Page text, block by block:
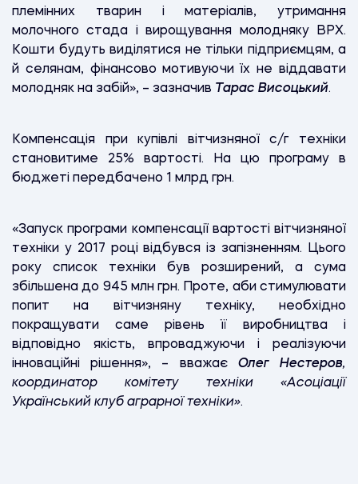
племінних тварин і матеріалів, утримання
молочного стада і вирощування молодняку ВРХ.
Кошти будуть виділятися не тільки підприємцям, а
й селянам, фінансово мотивуючи їх не віддавати
молодняк на забій», – зазначив Тарас Висоцький.
Компенсація при купівлі вітчизняної с/г техніки
становитиме 25% вартості. На цю програму в
бюджеті передбачено 1 млрд грн.
«Запуск програми компенсації вартості вітчизняної
техніки у 2017 році відбувся із запізненням. Цього
року список техніки був розширений, а сума
збільшена до 945 млн грн. Проте, аби стимулювати
попит на вітчизняну техніку, необхідно
покращувати саме рівень її виробництва і
відповідно якість, впроваджуючи і реалізуючи
інноваційні рішення», – вважає Олег Нестеров,
координатор комітету техніки «Асоціації
Український клуб аграрної техніки».